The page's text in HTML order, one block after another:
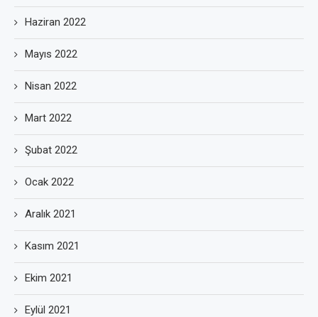
Haziran 2022
Mayıs 2022
Nisan 2022
Mart 2022
Şubat 2022
Ocak 2022
Aralık 2021
Kasım 2021
Ekim 2021
Eylül 2021